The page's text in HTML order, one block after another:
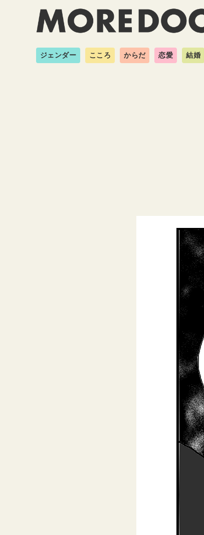
ジェンダー こころ からだ 恋愛 結婚